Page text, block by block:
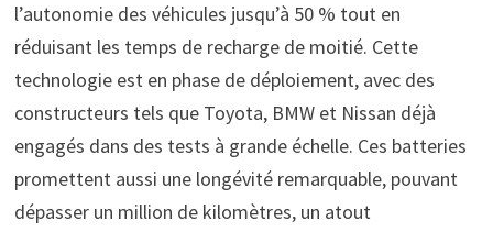
l’autonomie des véhicules jusqu’à 50 % tout en
réduisant les temps de recharge de moitié. Cette
technologie est en phase de déploiement, avec des
constructeurs tels que Toyota, BMW et Nissan déjà
engagés dans des tests à grande échelle. Ces batteries
promettent aussi une longévité remarquable, pouvant
dépasser un million de kilomètres, un atout